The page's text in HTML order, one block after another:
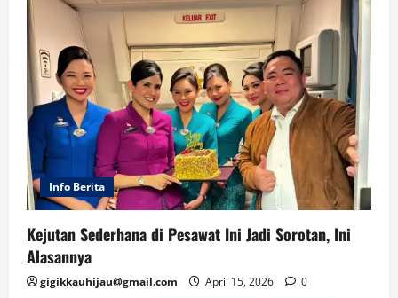
Info Berita
Kejutan Sederhana di Pesawat Ini Jadi Sorotan, Ini
Alasannya
gigikkauhijau@gmail.com April 15, 2026 0